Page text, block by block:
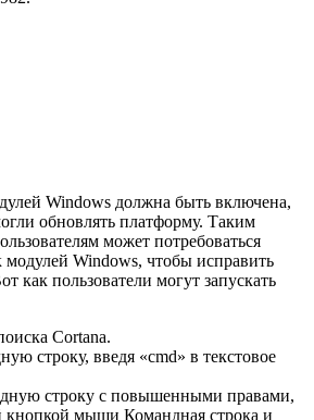
Windows должна быть включена,
обновлять платформу. Таким
может потребоваться
Windows, чтобы исправить
как пользователи могут запускать
Cortana.
строку, введя «cmd» в текстовое
строку с повышенными правами,
кнопкой мыши Командная строка и